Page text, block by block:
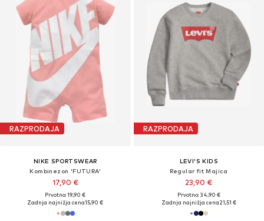
RAZPRODAJA
NIKE SPORTSWEAR
Kombinezon 'FUTURA'
17,90 €
Prvotno: 19,90 €
Zadnja najnižja cena15,90 €
RAZPRODAJA
LEVI'S KIDS
Regular fit Majica
23,90 €
Prvotno: 34,90 €
Zadnja najnižja cena21,51 €